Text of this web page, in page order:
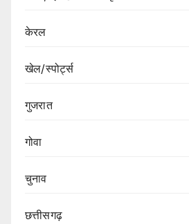
केरल
खेल/स्पोर्ट्स
गुजरात
गोवा
चुनाव
छत्तीसगढ़